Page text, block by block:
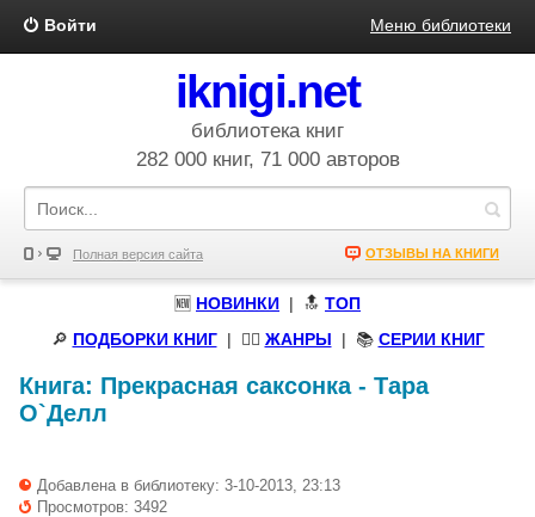
Войти Меню библиотеки
iknigi.net
библиотека книг
282 000 книг, 71 000 авторов
Полная версия сайта ОТЗЫВЫ НА КНИГИ
🆕 НОВИНКИ | 🔝 ТОП
🔎 ПОДБОРКИ КНИГ| 🧝‍♀️ ЖАНРЫ | 📚 СЕРИИ КНИГ
Книга: Прекрасная саксонка- Тара
О`Делл
Добавлена в библиотеку: 3-10-2013, 23:13
Просмотров: 3492